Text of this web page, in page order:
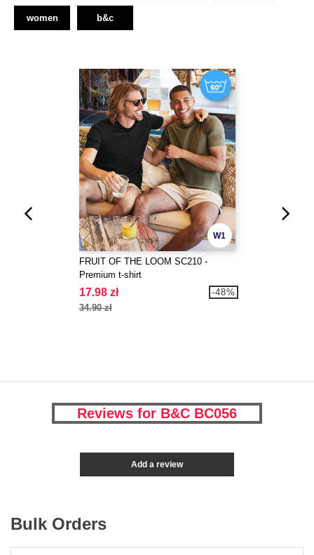
women b&c
W1
FRUIT OF THE LOOM SC210 -
Premium t-shirt
17.98 zł
34.90 zł
-48%
Reviews for B&C BC056
Add a review
Bulk Orders